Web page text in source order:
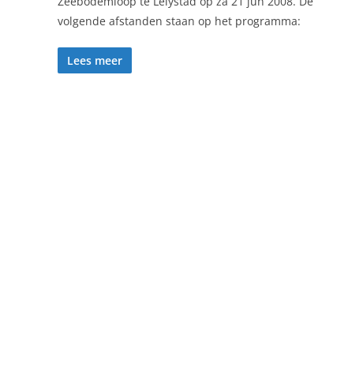
volgende afstanden staan op het programma:
Lees meer